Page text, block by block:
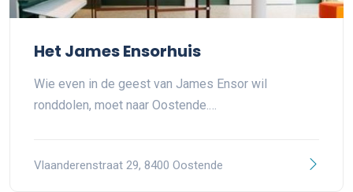
Het James Ensorhuis
Wie even in de geest van James Ensor wil
ronddolen, moet naar Oostende.…
Vlaanderenstraat 29, 8400 Oostende